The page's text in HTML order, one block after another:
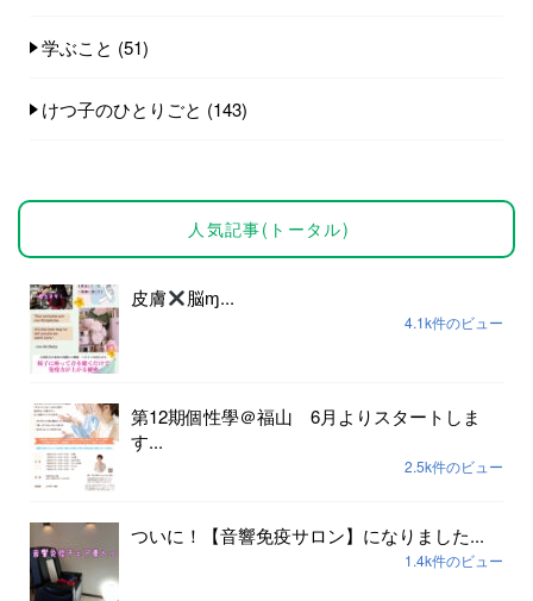
学ぶこと (51)
けつ子のひとりごと (143)
人気記事(トータル)
皮膚 脳ɱ...
4.1k件のビュー
第12期個性學＠福山 6月よりスタートしま
す...
2.5k件のビュー
ついに！【音響免疫サロン】になりました...
1.4k件のビュー